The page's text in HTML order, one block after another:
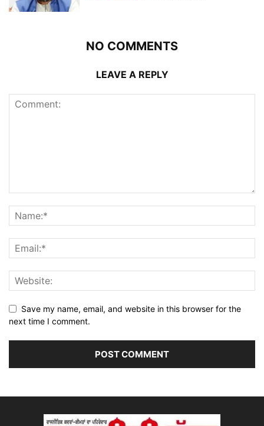
NO COMMENTS
LEAVE A REPLY
Save my name, email, and website in this browser for the
next time I comment.